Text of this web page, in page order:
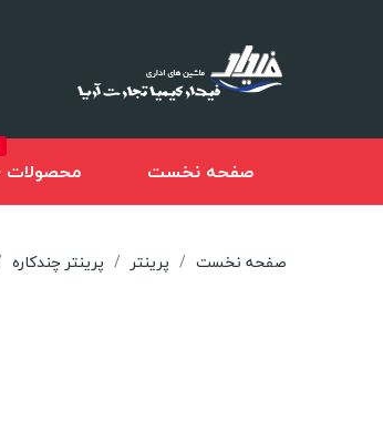
صفحه نخست محصولات
صفحه نخست پرینتر پرینتر چندکاره